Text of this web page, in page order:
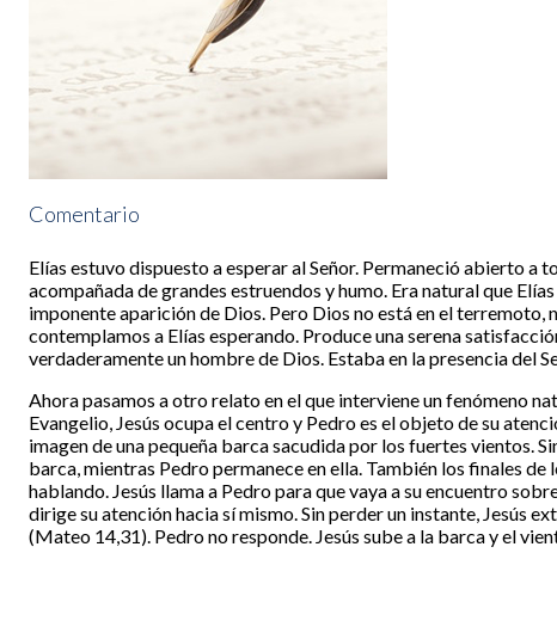
Comentario
Elías estuvo dispuesto a esperar al Señor. Permaneció abierto
acompañada de grandes estruendos y humo. Era natural que
imponente aparición de Dios. Pero Dios no está en el terremoto,
contemplamos a Elías esperando. Produce una serena
verdaderamente un hombre de Dios. Estaba en la presencia del
Ahora pasamos a otro relato en el que interviene un fenómeno
Evangelio, Jesús ocupa el centro y Pedro es el objeto de su
imagen de una pequeña barca sacudida por los fuertes vientos.
barca, mientras Pedro permanece en ella. También los finales
hablando. Jesús llama a Pedro para que vaya a su encuentro
dirige su atención hacia sí mismo. Sin perder un instante, Jesús
(Mateo 14,31). Pedro no responde. Jesús sube a la barca y el